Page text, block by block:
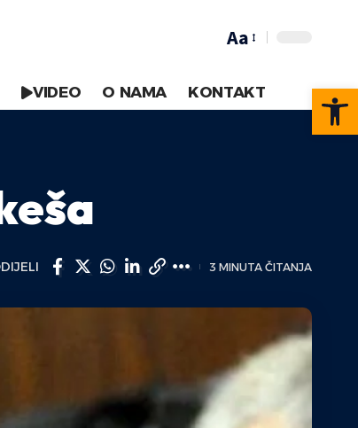
Aa
VIDEO O NAMA KONTAKT
3 MINUTA ČITANJA